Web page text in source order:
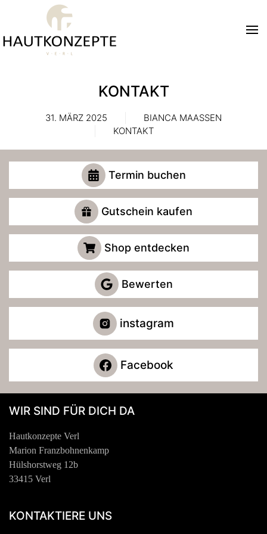
Zum Hauptinhalt springen
KONTAKT
31. MÄRZ 2025
BIANCA MAASSEN
KONTAKT
Termin buchen
Gutschein kaufen
Shop entdecken
Bewerten
instagram
Facebook
WIR SIND FÜR DICH DA
Hautkonzepte Verl
Marion Franzbohnenkamp
Hülshorstweg 12b
33415 Verl
KONTAKTIERE UNS